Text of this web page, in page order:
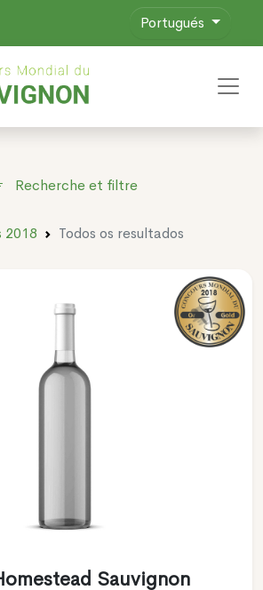
Portugués
Recherche et filtre
2018 Todos os resultados
Sauvignon